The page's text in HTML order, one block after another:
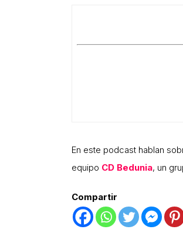
En este podcast hablan
equipo CD Bedunia, un
Compartir